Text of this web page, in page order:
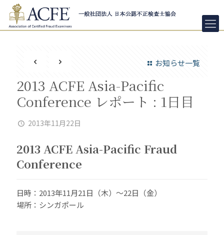
お知らせ一覧
2013 ACFE Asia-Pacific
Conference レポート : 1日目
2013年11月22日
2013 ACFE Asia-Pacific Fraud
Conference
日時：2013年11月21日（木）～22日（金）
場所：シンガポール